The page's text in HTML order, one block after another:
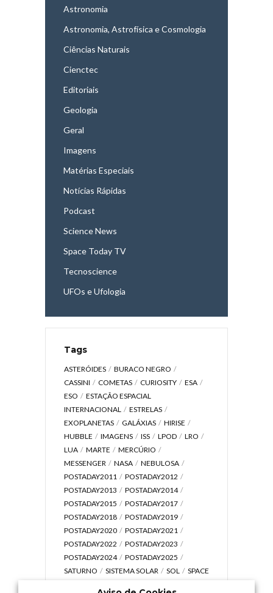
Astronomia
Astronomia, Astrofísica e Cosmologia
Ciências Naturais
Cienctec
Editoriais
Geologia
Geral
Imagens
Matérias Especiais
Notícias Rápidas
Podcast
Science News
Space Today TV
Tecnoscience
UFOs e Ufologia
Tags
ASTERÓIDES
BURACO NEGRO
CASSINI
COMETAS CURIOSITY
ESA
ESO
ESTAÇÃO ESPACIAL
INTERNACIONAL
ESTRELAS
EXOPLANETAS
GALÁXIAS
HIRISE
HUBBLE
IMAGENS ISS LPOD
LRO
LUA
MARTE
MERCÚRIO
MESSENGER
NASA
NEBULOSA
POSTADAY2011
POSTADAY2012
POSTADAY2013
POSTADAY2014
POSTADAY2015
POSTADAY2017
POSTADAY2018
POSTADAY2019
POSTADAY2020
POSTADAY2021
POSTADAY2022
POSTADAY2023
POSTADAY2024
POSTADAY2025
SATURNO
SISTEMA SOLAR SOL
SPACE